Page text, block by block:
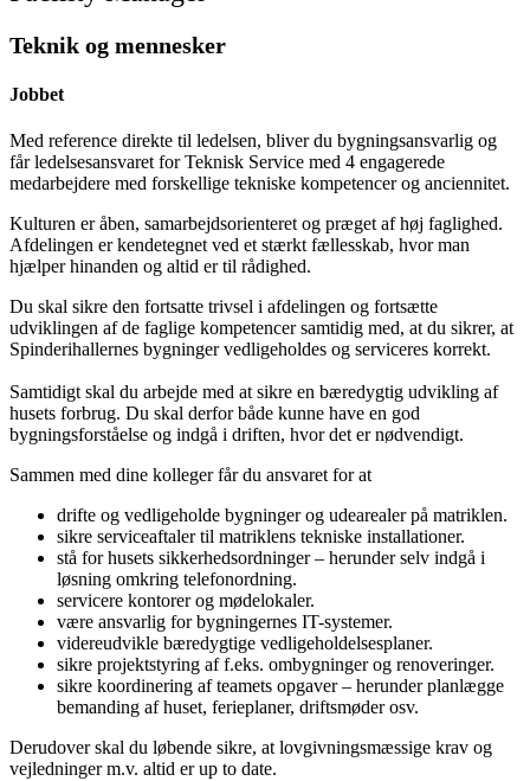
Teknik og mennesker
Jobbet
Med reference direkte til ledelsen, bliver du bygningsansvarlig og
får ledelsesansvaret for Teknisk Service med 4 engagerede
medarbejdere med forskellige tekniske kompetencer og anciennitet.
Kulturen er åben, samarbejdsorienteret og præget af høj faglighed.
Afdelingen er kendetegnet ved et stærkt fællesskab, hvor man
hjælper hinanden og altid er til rådighed.
Du skal sikre den fortsatte trivsel i afdelingen og fortsætte
udviklingen af de faglige kompetencer samtidig med, at du sikrer, at
Spinderihallernes bygninger vedligeholdes og serviceres korrekt.
Samtidigt skal du arbejde med at sikre en bæredygtig udvikling af
husets forbrug. Du skal derfor både kunne have en god
bygningsforståelse og indgå i driften, hvor det er nødvendigt.
Sammen med dine kolleger får du ansvaret for at
drifte og vedligeholde bygninger og udearealer på matriklen.
sikre serviceaftaler til matriklens tekniske installationer.
stå for husets sikkerhedsordninger – herunder selv indgå i
løsning omkring telefonordning.
servicere kontorer og mødelokaler.
være ansvarlig for bygningernes IT-systemer.
videreudvikle bæredygtige vedligeholdelsesplaner.
sikre projektstyring af f.eks. ombygninger og renoveringer.
sikre koordinering af teamets opgaver – herunder planlægge
bemanding af huset, ferieplaner, driftsmøder osv.
Derudover skal du løbende sikre, at lovgivningsmæssige krav og
vejledninger m.v. altid er up to date.